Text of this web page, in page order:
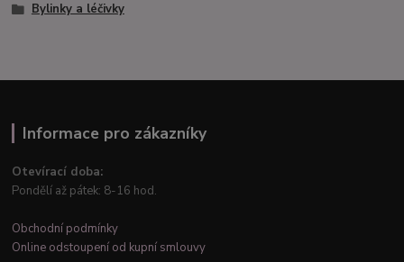
Bylinky a léčivky
Informace pro zákazníky
Otevírací doba:
Pondělí až pátek: 8-16 hod.
Obchodní podmínky
Online odstoupení od kupní smlouvy